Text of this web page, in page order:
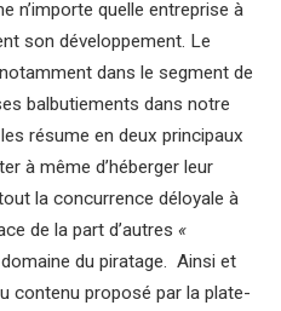
n’importe quelle entreprise à
son développement. Le
dans le segment de
balbutiements dans notre
résume en deux principaux
à même d’héberger leur
la concurrence déloyale à
de la part d’autres «
du piratage. Ainsi et
contenu proposé par la plate-